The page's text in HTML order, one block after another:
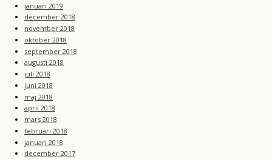
januari 2019
december 2018
november 2018
oktober 2018
september 2018
augusti 2018
juli 2018
juni 2018
maj 2018
april 2018
mars 2018
februari 2018
januari 2018
december 2017